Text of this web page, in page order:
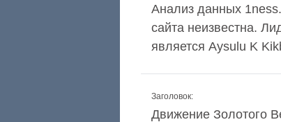
Анализ данных
сайта неизвестна.
является Aysulu K
Заголовок:
Движение Золотого